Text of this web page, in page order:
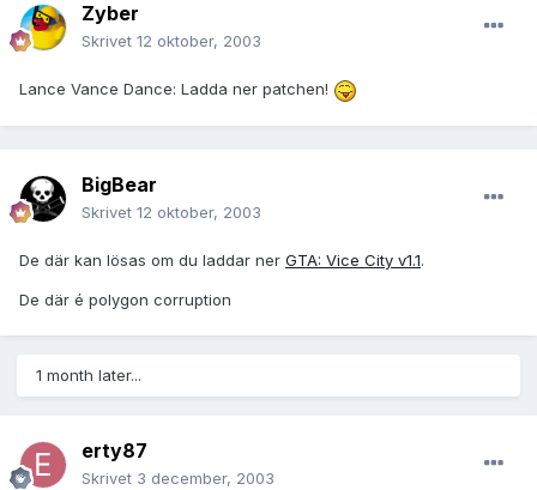
Zyber
Skrivet 12 oktober, 2003
Lance Vance Dance: Ladda ner patchen!
BigBear
Skrivet 12 oktober, 2003
De där kan lösas om du laddar ner GTA: Vice City v1.1.
De där é polygon corruption
1 month later...
erty87
Skrivet 3 december, 2003